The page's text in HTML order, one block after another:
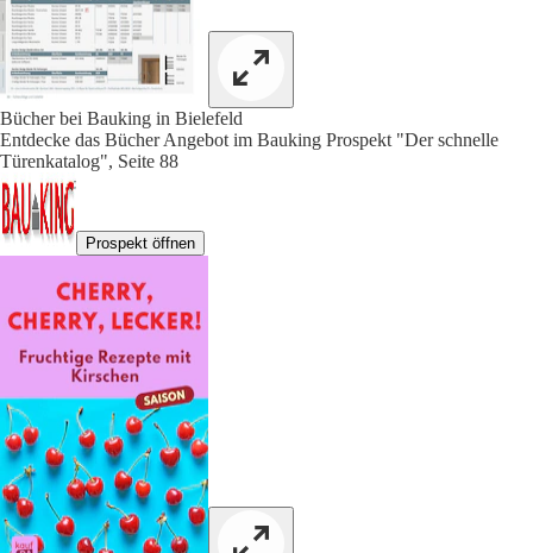
Bücher bei Bauking in Bielefeld
Entdecke das Bücher Angebot im Bauking Prospekt "Der schnelle
Türenkatalog", Seite 88
Prospekt öffnen